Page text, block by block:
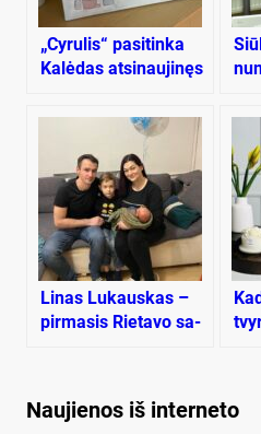
„Cyrulis“ pasitinka
Kalėdas atsinaujinęs
Li­nas Lu­kaus­kas –
pir­ma­sis Rie­ta­vo sa­
Naujienos iš interneto